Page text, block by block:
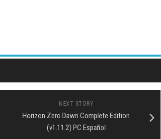
NEXT STORY
Horizon Zero Dawn Complete Edition
(v1.11.2) PC Español